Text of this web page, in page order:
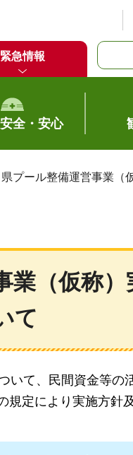
緊急情報
全・安心
プール整備運営事業（
業（仮称
て
ついて、民間資金等
規定により実施方針